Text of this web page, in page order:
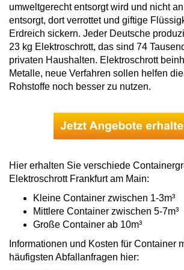
umweltgerecht entsorgt wird und nicht
entsorgt, dort verrottet und giftige
Erdreich sickern. Jeder Deutsche
23 kg Elektroschrott, das sind 74
privaten Haushalten. Elektroschrott
Metalle, neue Verfahren sollen helfen
Rohstoffe noch besser zu nutzen.
Hier erhalten Sie verschiede
Elektroschrott Frankfurt am Main:
Kleine Container zwischen 1-3m³
Mittlere Container zwischen 5-7m³
Große Container ab 10m³
Informationen und Kosten für Container
häufigsten Abfallanfragen hier: